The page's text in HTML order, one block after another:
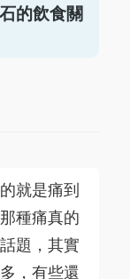
的飲食關
就是痛到
種痛真的
題，其實
，有些還